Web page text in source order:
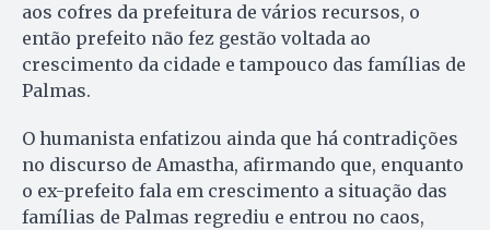
aos co­fres da prefeitura de vários re­cur­sos, o
então prefeito não fez gestão voltada ao
crescimento da cidade e tampouco das famílias de
Palmas.
O humanista enfatizou ain­da que há contradições
no discurso de Amastha, afirmando que, enquanto
o ex-prefeito fa­la em crescimento a situação das
famílias de Palmas regrediu e entrou no caos,